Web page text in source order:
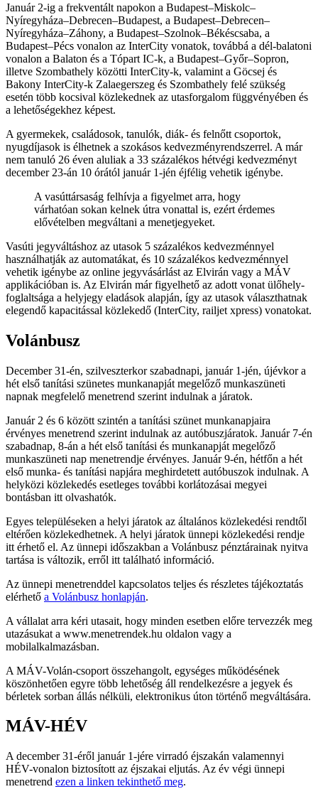
Január 2-ig a frekventált napokon a Budapest–Miskolc–
Nyíregyháza–Debrecen–Budapest, a Budapest–Debrecen–
Nyíregyháza–Záhony, a Budapest–Szolnok–Békéscsaba, a
Budapest–Pécs vonalon az InterCity vonatok, továbbá a dél-balatoni
vonalon a Balaton és a Tópart IC-k, a Budapest–Győr–Sopron,
illetve Szombathely közötti InterCity-k, valamint a Göcsej és
Bakony InterCity-k Zalaegerszeg és Szombathely felé szükség
esetén több kocsival közlekednek az utasforgalom függvényében és
a lehetőségekhez képest.
A gyermekek, családosok, tanulók, diák- és felnőtt csoportok,
nyugdíjasok is élhetnek a szokásos kedvezményrendszerrel. A már
nem tanuló 26 éven aluliak a 33 százalékos hétvégi kedvezményt
december 23-án 10 órától január 1-jén éjfélig vehetik igénybe.
A vasúttársaság felhívja a figyelmet arra, hogy
várhatóan sokan kelnek útra vonattal is, ezért érdemes
elővételben megváltani a menetjegyeket.
Vasúti jegyváltáshoz az utasok 5 százalékos kedvezménnyel
használhatják az automatákat, és 10 százalékos kedvezménnyel
vehetik igénybe az online jegyvásárlást az Elvirán vagy a MÁV
applikációban is. Az Elvirán már figyelhető az adott vonat ülőhely-
foglaltsága a helyjegy eladások alapján, így az utasok választhatnak
elegendő kapacitással közlekedő (InterCity, railjet xpress) vonatokat.
Volánbusz
December 31-én, szilveszterkor szabadnapi, január 1-jén, újévkor a
hét első tanítási szünetes munkanapját megelőző munkaszüneti
napnak megfelelő menetrend szerint indulnak a járatok.
Január 2 és 6 között szintén a tanítási szünet munkanapjaira
érvényes menetrend szerint indulnak az autóbuszjáratok. Január 7-én
szabadnap, 8-án a hét első tanítási és munkanapját megelőző
munkaszüneti nap menetrendje érvényes. Január 9-én, hétfőn a hét
első munka- és tanítási napjára meghirdetett autóbuszok indulnak. A
helyközi közlekedés esetleges további korlátozásai megyei
bontásban itt olvashatók.
Egyes településeken a helyi járatok az általános közlekedési rendtől
eltérően közlekedhetnek. A helyi járatok ünnepi közlekedési rendje
itt érhető el. Az ünnepi időszakban a Volánbusz pénztárainak nyitva
tartása is változik, erről itt található információ.
Az ünnepi menetrenddel kapcsolatos teljes és részletes tájékoztatás
elérhető a Volánbusz honlapján.
A vállalat arra kéri utasait, hogy minden esetben előre tervezzék meg
utazásukat a www.menetrendek.hu oldalon vagy a
mobilalkalmazásban.
A MÁV-Volán-csoport összehangolt, egységes működésének
köszönhetően egyre több lehetőség áll rendelkezésre a jegyek és
bérletek sorban állás nélküli, elektronikus úton történő megváltására.
MÁV-HÉV
A december 31-éről január 1-jére virradó éjszakán valamennyi
HÉV-vonalon biztosított az éjszakai eljutás. Az év végi ünnepi
menetrend ezen a linken tekinthető meg.